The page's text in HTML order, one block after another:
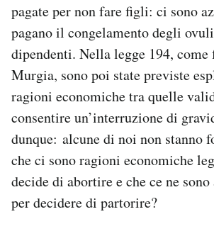
pagate per non fare figli: ci sono
pagano il congelamento degli
dipendenti. Nella legge 194, come
Murgia, sono poi state previste
ragioni economiche tra quelle
consentire un’interruzione di
dunque: alcune di noi non stanno
che ci sono ragioni economiche
decide di abortire e che ce ne
per decidere di partorire?